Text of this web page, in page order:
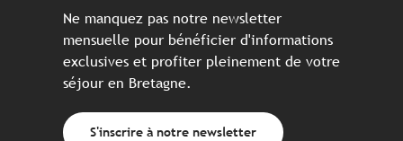
Ne manquez pas notre newsletter
mensuelle pour bénéficier d'informations
exclusives et profiter pleinement de votre
séjour en Bretagne.
S'inscrire à notre newsletter